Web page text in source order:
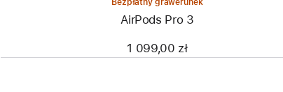
Bezpłatny grawerunek
AirPods Pro 3
1 099,00 zł